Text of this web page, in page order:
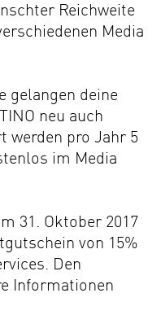
Reichweite
Media
gelangen deine
neu auch
werden pro Jahr 5
im Media
31. Oktober 2017
von 15%
Den
Informationen